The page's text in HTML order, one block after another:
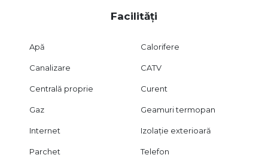
Facilități
Apă Calorifere
Canalizare CATV
Centrală proprie Curent
Gaz Geamuri termopan
Internet Izolație exterioară
Parchet Telefon